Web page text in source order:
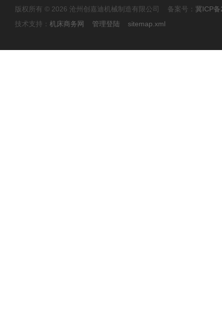
版权所有 © 2026 沧州创嘉迪机械制造有限公司 备案号： 冀ICP
技术支持： 机床商务网 管理登陆 sitemap.xml